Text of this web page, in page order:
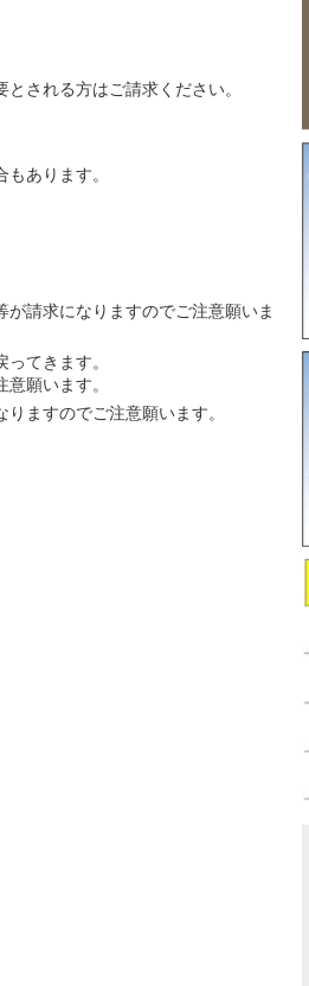
される方はご請求ください。
あります。
請求になりますのでご注意願いま
てきます。
願います。
ますのでご注意願います。